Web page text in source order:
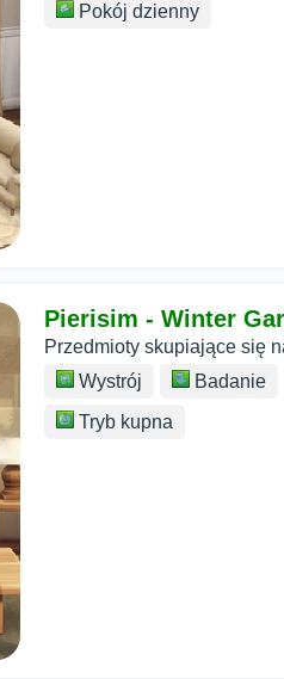
Pokój dzienny
Pierisim - Winter
Przedmioty skupiające się
Wystrój
Badanie
Tryb kupna